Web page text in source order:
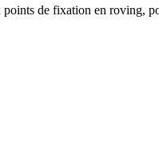
de fixation en roving,